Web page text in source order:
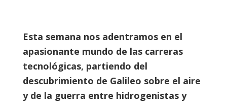
Esta semana nos adentramos en el
apasionante mundo de las carreras
tecnológicas, partiendo del
descubrimiento de Galileo sobre el aire
y de la guerra entre hidrogenistas y